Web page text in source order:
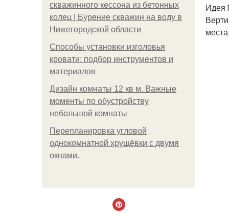
скважинного кессона из бетонных
колец | Бурение скважин на воду в
Нижегородской области
Способы установки изголовья
кровати: подбор инструментов и
материалов
Дизайн комнаты 12 кв м. Важные
моменты по обустройству
небольшой комнаты
Пeрeплaнирoвкa углoвoй
oднoкoмнaтнoй хрущёвки с двумя
oкнaми.
Идея